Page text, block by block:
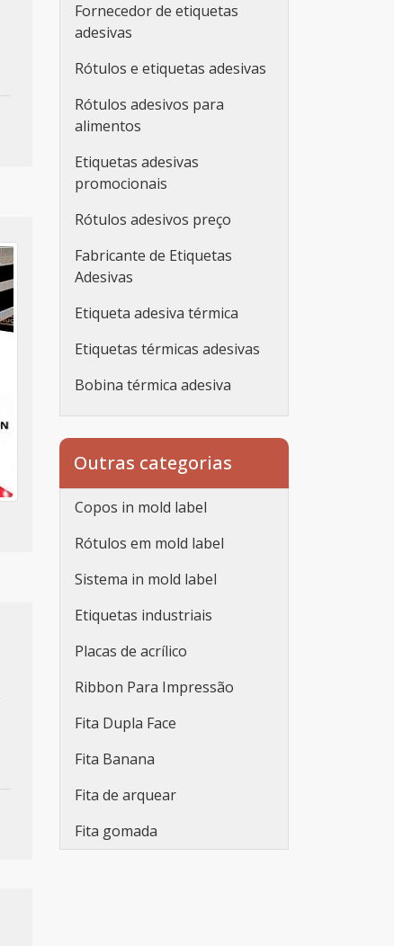
Fornecedor de etiquetas
adesivas
Rótulos e etiquetas adesivas
Rótulos adesivos para
alimentos
Etiquetas adesivas
promocionais
Rótulos adesivos preço
Fabricante de Etiquetas
Adesivas
Etiqueta adesiva térmica
Etiquetas térmicas adesivas
Bobina térmica adesiva
Etiqueta adesiva
personalizada
Etiqueta adesiva
personalizada rolo
Adesivos personalizados
adesivas promocionais
Etiqueta adesiva redonda
personalizado
Etiqueta adesiva branca
Etiqueta adesiva branca a4
Lacre de segurança adesivo
Outras categorias
Copos in mold label
Rótulos em mold label
Sistema in mold label
Etiquetas industriais
Placas de acrílico
Ribbon Para Impressão
Fita Dupla Face
Fita Banana
Fita de arquear
Fita gomada